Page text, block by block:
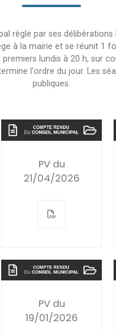
règle par ses
à la mairie et se réunit 1
lundis à 20 h, sur
l'ordre du jour. Les
publiques.
PV du
21/04/2026
PV du
19/01/2026